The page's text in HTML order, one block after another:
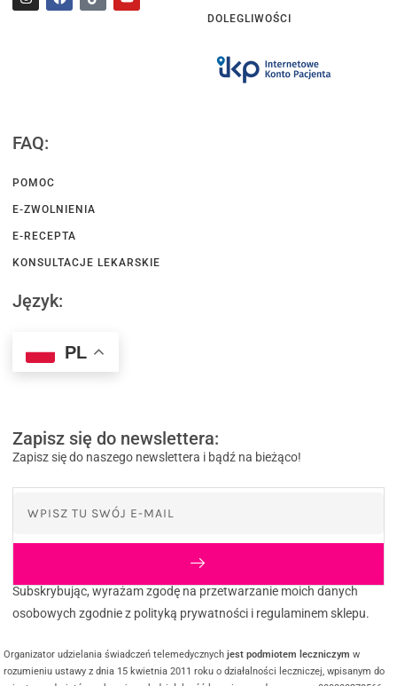
DOLEGLIWOŚCI
FAQ:
POMOC
E-ZWOLNIENIA
E-RECEPTA
KONSULTACJE LEKARSKIE
Język:
PL
Zapisz się do newslettera:
Zapisz się do naszego newslettera i bądź na bieżąco!
Subskrybując, wyrażam zgodę na przetwarzanie moich danych
osobowych zgodnie z polityką prywatności i regulaminem sklepu.
Organizator udzielania świadczeń telemedycznychjest podmiotem leczniczym w
rozumieniu ustawy z dnia 15 kwietnia 2011 roku o działalności leczniczej, wpisanym do